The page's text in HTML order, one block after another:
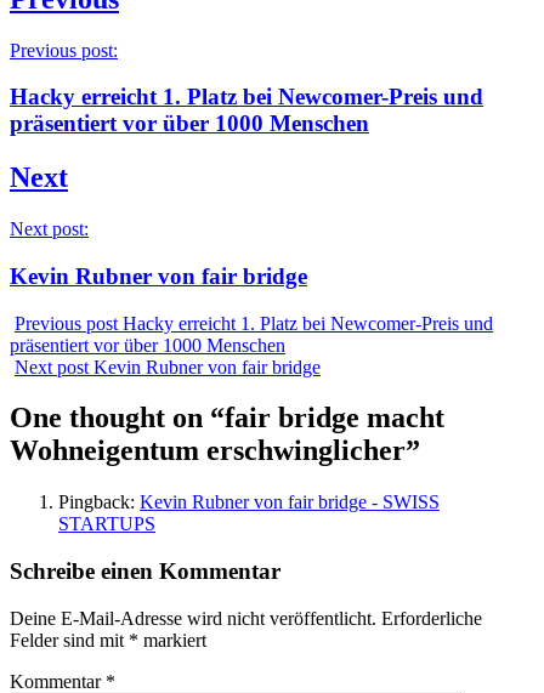
Previous post:
Hacky erreicht 1. Platz bei Newcomer-Preis und
präsentiert vor über 1000 Menschen
Next
Next post:
Kevin Rubner von fair bridge
Previous post Hacky erreicht 1. Platz bei Newcomer-Preis und
präsentiert vor über 1000 Menschen
Next post Kevin Rubner von fair bridge
One thought on “fair bridge macht
Wohneigentum erschwinglicher”
Pingback: Kevin Rubner von fair bridge - SWISS
STARTUPS
Schreibe einen Kommentar
Deine E-Mail-Adresse wird nicht veröffentlicht. Erforderliche
Felder sind mit * markiert
Kommentar *